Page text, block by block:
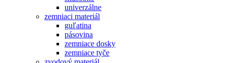
univerzálne
zemniaci materiál
guľatina
pásovina
zemniace dosky
zemniace tyče